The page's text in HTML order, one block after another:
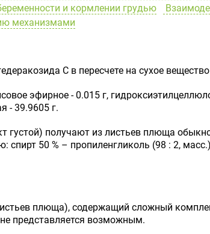
и кормлении грудью
механизмами
С в пересчете на сухое вещество
эфирное - 0.015 г,
- 39.9605 г.
получают из листьев плюща
50 % – пропиленгликоль (98 : 2,
плюща), содержащий сложный
представляется возможным.